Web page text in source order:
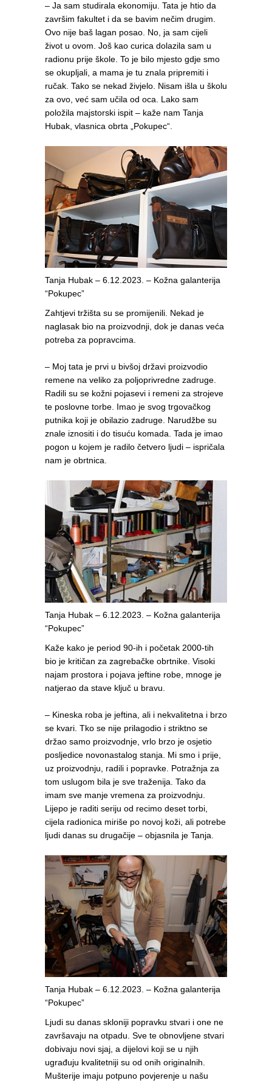
– Ja sam studirala ekonomiju. Tata je htio da
završim fakultet i da se bavim nečim drugim.
Ovo nije baš lagan posao. No, ja sam cijeli
život u ovom. Još kao curica dolazila sam u
radionu prije škole. To je bilo mjesto gdje smo
se okupljali, a mama je tu znala pripremiti i
ručak. Tako se nekad živjelo. Nisam išla u školu
za ovo, već sam učila od oca. Lako sam
položila majstorski ispit – kaže nam Tanja
Hubak, vlasnica obrta „Pokupec“.
Tanja Hubak – 6.12.2023. – Kožna galanterija
“Pokupec”
Zahtjevi tržišta su se promijenili. Nekad je
naglasak bio na proizvodnji, dok je danas veća
potreba za popravcima.
– Moj tata je prvi u bivšoj državi proizvodio
remene na veliko za poljoprivredne zadruge.
Radili su se kožni pojasevi i remeni za strojeve
te poslovne torbe. Imao je svog trgovačkog
putnika koji je obilazio zadruge. Narudžbe su
znale iznositi i do tisuću komada. Tada je imao
pogon u kojem je radilo četvero ljudi – ispričala
nam je obrtnica.
Tanja Hubak – 6.12.2023. – Kožna galanterija
“Pokupec”
Kaže kako je period 90-ih i početak 2000-tih
bio je kritičan za zagrebačke obrtnike. Visoki
najam prostora i pojava jeftine robe, mnoge je
natjerao da stave ključ u bravu.
– Kineska roba je jeftina, ali i nekvalitetna i brzo
se kvari. Tko se nije prilagodio i striktno se
držao samo proizvodnje, vrlo brzo je osjetio
posljedice novonastalog stanja. Mi smo i prije,
uz proizvodnju, radili i popravke. Potražnja za
tom uslugom bila je sve traženija. Tako da
imam sve manje vremena za proizvodnju.
Lijepo je raditi seriju od recimo deset torbi,
cijela radionica miriše po novoj koži, ali potrebe
ljudi danas su drugačije – objasnila je Tanja.
Tanja Hubak – 6.12.2023. – Kožna galanterija
“Pokupec”
Ljudi su danas skloniji popravku stvari i one ne
završavaju na otpadu. Sve te obnovljene stvari
dobivaju novi sjaj, a dijelovi koji se u njih
ugrađuju kvalitetniji su od onih originalnih.
Mušterije imaju potpuno povjerenje u našu